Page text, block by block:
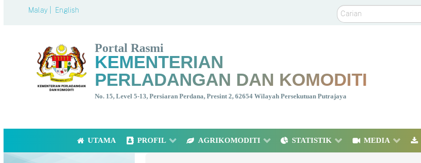
Malay | English Carian
Portal Rasmi
KEMENTERIAN
PERLADANGAN DAN KOMODITI
No. 15, Level 5-13, Persiaran Perdana, Presint 2, 62654 Wilayah Persekutuan Putrajaya
UTAMA PROFIL AGRIKOMODITI STATISTIK MEDIA